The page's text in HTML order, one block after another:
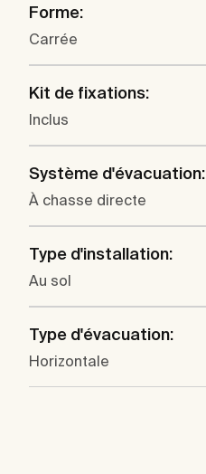
Forme:
Carrée
Kit de fixations:
Inclus
Système d'évacuation:
À chasse directe
Type d'installation:
Au sol
Type d'évacuation:
Horizontale